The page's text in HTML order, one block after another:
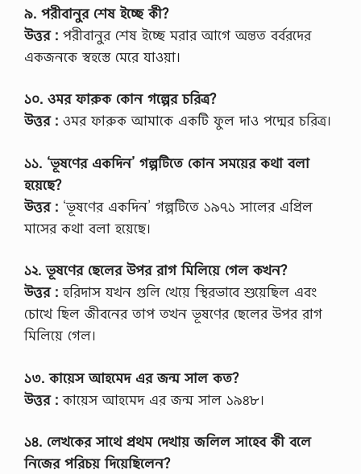
৯. পরীবানুর শেষ ইচ্ছে কী?
উত্তর : পরীবানুর শেষ ইচ্ছে মরার আগে অন্তত বর্বরদের
একজনকে স্বহস্তে মেরে যাওয়া।
১০. ওমর ফারুক কোন গল্পের চরিত্র?
উত্তর : ওমর ফারুক আমাকে একটি ফুল দাও পদ্মের চরিত্র।
১১. ‘ভূষণের একদিন’ গল্পটিতে কোন সময়ের কথা বলা
হয়েছে?
উত্তর : ‘ভূষণের একদিন’ গল্পটিতে ১৯৭১ সালের এপ্রিল
মাসের কথা বলা হয়েছে।
১২. ভূষণের ছেলের উপর রাগ মিলিয়ে গেল কখন?
উত্তর : হরিদাস যখন গুলি খেয়ে স্থিরভাবে শুয়েছিল এবং
চোখে ছিল জীবনের তাপ তখন ভূষণের ছেলের উপর রাগ
মিলিয়ে গেল।
১৩. কায়েস আহমেদ এর জন্ম সাল কত?
উত্তর : কায়েস আহমেদ এর জন্ম সাল ১৯৪৮।
১৪. লেখকের সাথে প্রথম দেখায় জলিল সাহেব কী বলে
নিজের পরিচয় দিয়েছিলেন?